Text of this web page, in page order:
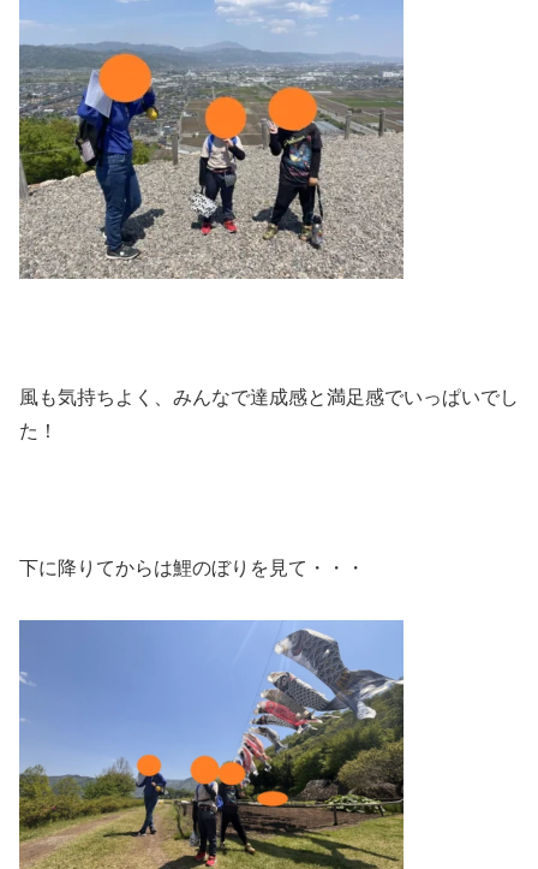
風も気持ちよく、みんなで達成感と満足感でいっぱいでし
た！
下に降りてからは鯉のぼりを見て・・・